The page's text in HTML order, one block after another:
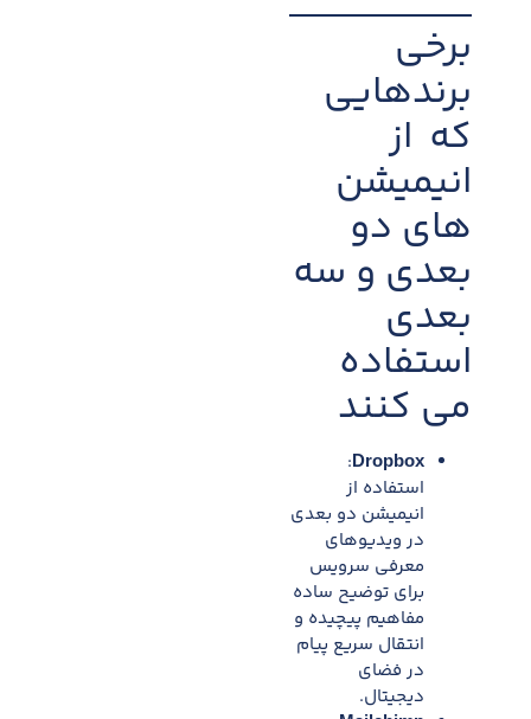
برخی
برندهایی
که از
انیمیشن
های دو
بعدی و سه
بعدی
استفاده
می کنند
Dropbox
:
استفاده از
انیمیشن دو ‌بعدی
در ویدیوهای
معرفی سرویس
برای توضیح ساده
مفاهیم پیچیده و
انتقال سریع پیام
در فضای
دیجیتال.